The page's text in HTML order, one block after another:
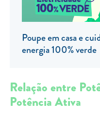
FRAUDE E
Preços de referência
Documentos úteis
Livro de reclamações
Clientes com necessidades
Poupe em casa e
energia 100% verde
Relação entre
Potência Ativa